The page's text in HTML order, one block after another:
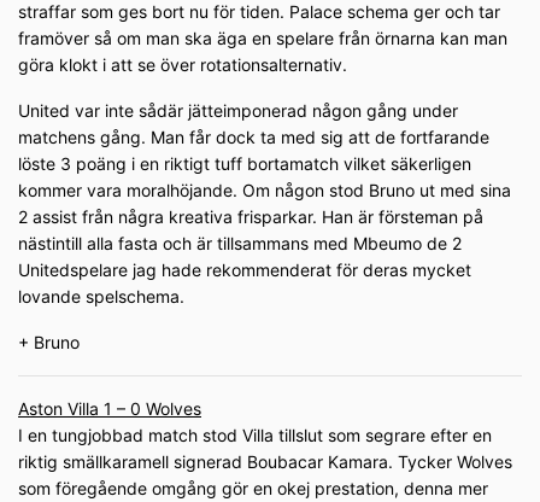
straffar som ges bort nu för tiden. Palace schema ger och tar
framöver så om man ska äga en spelare från örnarna kan man
göra klokt i att se över rotationsalternativ.
United var inte sådär jätteimponerad någon gång under
matchens gång. Man får dock ta med sig att de fortfarande
löste 3 poäng i en riktigt tuff bortamatch vilket säkerligen
kommer vara moralhöjande. Om någon stod Bruno ut med sina
2 assist från några kreativa frisparkar. Han är försteman på
nästintill alla fasta och är tillsammans med Mbeumo de 2
Unitedspelare jag hade rekommenderat för deras mycket
lovande spelschema.
+ Bruno
Aston Villa 1 – 0 Wolves
I en tungjobbad match stod Villa tillslut som segrare efter en
riktig smällkaramell signerad Boubacar Kamara. Tycker Wolves
som föregående omgång gör en okej prestation, denna mer